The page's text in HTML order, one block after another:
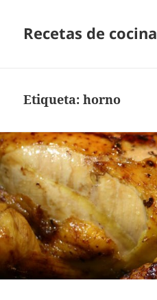
Recetas de cocina
Etiqueta:horno